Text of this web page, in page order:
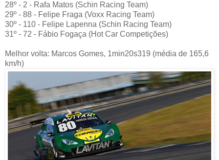
28º - 2 - Rafa Matos (Schin Racing Team)
29º - 88 - Felipe Fraga (Voxx Racing Team)
30º - 110 - Felipe Lapenna (Schin Racing Team)
31º - 72 - Fábio Fogaça (Hot Car Competições)
Melhor volta: Marcos Gomes, 1min20s319 (média de 165,6
km/h)